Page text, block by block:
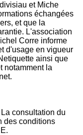
et Miche
échangées
et que la
L'association
Corre informe
d'usage en vigueur
ainsi que
notamment la
consultation du
des conditions